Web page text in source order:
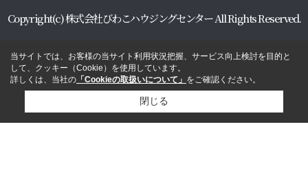
Copyright(c) 株式会社びわこハウジングセンター All Rights Reserved.
当サイトでは、お客様の当サイト利用状況把握、サービス向上検討を目的と
して、クッキー（Cookie）を使用しています。
詳しくは、当社の 「Cookieの取扱いについて」 をご確認ください。
閉じる